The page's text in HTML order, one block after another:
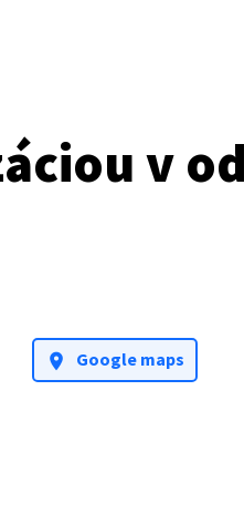
v
location_on Google maps